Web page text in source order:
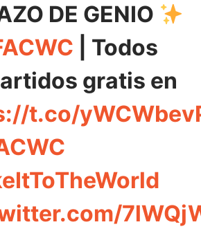
DE GENIO
| Todos
gratis en
t.co/